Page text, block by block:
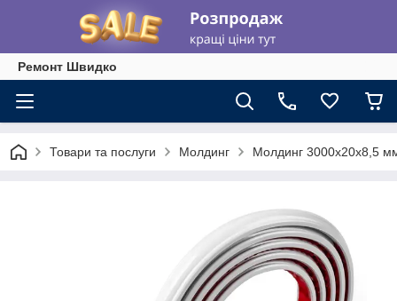
Ремонт Швидко
Товари та послуги Молдинг Молдинг 3000х20х8,5